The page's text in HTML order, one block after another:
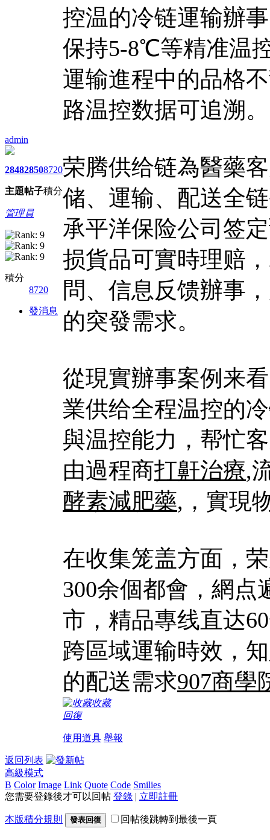
admin
2848
主題
2850
帖子
8720
積分
管理員
積分
8720
發消息
控温的冷链運输辦
保持5-8℃等精准温
運输進程中的品格
路温控数据可追溯。
荣腾供给链為醫藥
储、運输、配送全
承平洋保险公司签
损貨品可實時理赔
問、信息反馈辦事
的突發需求。
從現實辦事案例来
業供给全程温控的
與温控能力，帮忙
由過程商打鼾治療,
酵素減肥藥,，實現
在收集笼盖方面，
300余個都會，網点
市，精品專线直达
跨區域運输時效，
的配送需求907商學
收藏
回復
使用道具 舉報
返回列表
高級模式
B Color Image Link Quote Code Smilies
您需要登錄後才可以回帖 登錄 | 立即註冊
本版積分規則 發表回復 回帖後跳轉到最後一頁